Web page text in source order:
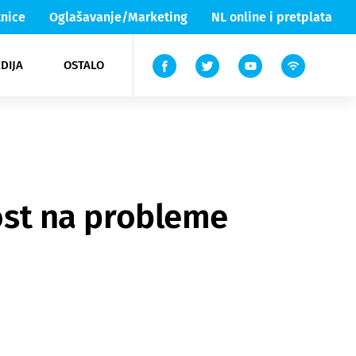
Oglašavanje/Marketing NL online i pretplata
OSTALO
Lika & Senj
TV
na probleme